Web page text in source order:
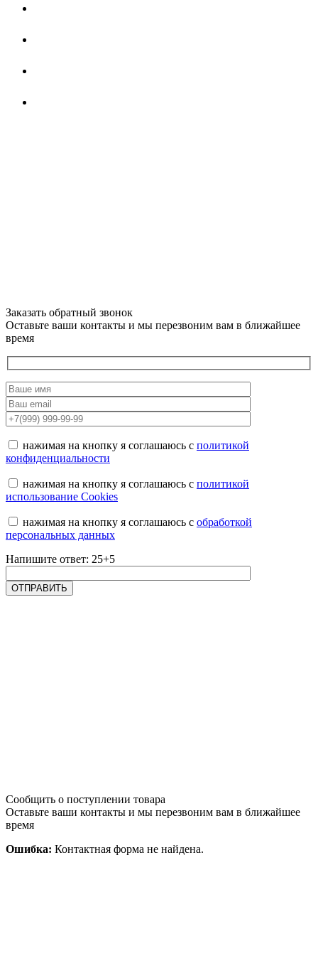
Заказать обратный звонок
Оставьте ваши контакты и мы перезвоним вам в ближайшее
время
нажимая на кнопку я соглашаюсь с политикой
конфиденциальности
нажимая на кнопку я соглашаюсь с политикой
использование Cookies
нажимая на кнопку я соглашаюсь с обработкой
персональных данных
Напишите ответ: 25+5
Сообщить о поступлении товара
Оставьте ваши контакты и мы перезвоним вам в ближайшее
время
Ошибка: Контактная форма не найдена.